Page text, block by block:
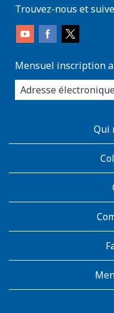
Trouvez-nous et
Mensuel inscription
enter
you
email
Qui